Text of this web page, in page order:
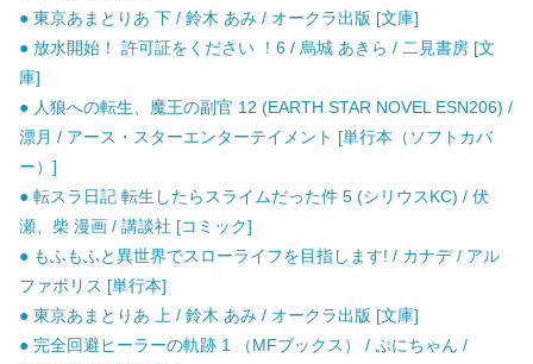
● 東京あまとりあ 下 / 鈴木 あみ / オークラ出版 [文庫]
● 放水開始！ 許可証をください ！6 / 烏城 あきら / 二見書房 [文
庫]
● 人狼への転生、魔王の副官 12 (EARTH STAR NOVEL ESN206) /
漂月 / アース・スターエンターテイメント [単行本（ソフトカバ
ー）]
● 転スラ日記 転生したらスライムだった件 5 (シリウスKC) / 伏
瀬、柴 漫画 / 講談社 [コミック]
● もふもふと異世界でスローライフを目指します! / カナデ / アル
ファポリス [単行本]
● 東京あまとりあ 上 / 鈴木 あみ / オークラ出版 [文庫]
● 完全回避ヒーラーの軌跡 1 （MFブックス） / ぷにちゃん /